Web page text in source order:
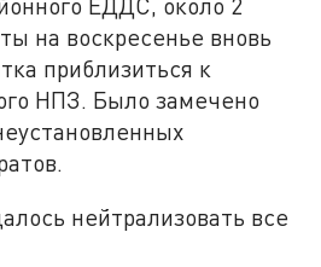
на воскресенье вновь
приблизиться к
НПЗ. Было замечено
нейтрализовать все